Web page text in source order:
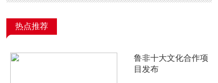
热点推荐
鲁非十大文化合作项
目发布